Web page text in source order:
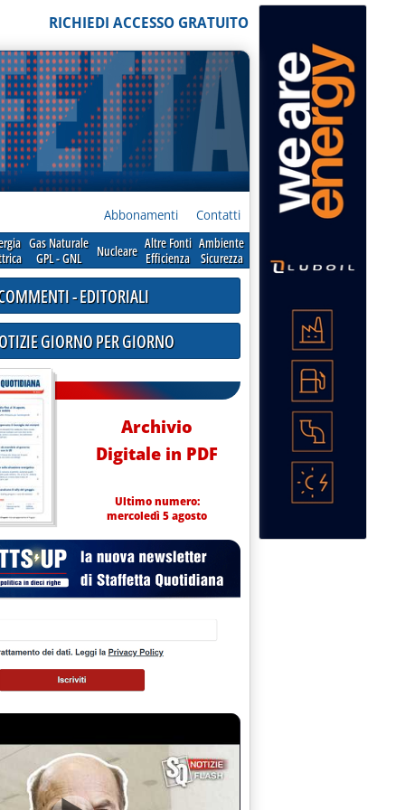
RICHIEDI ACCESSO GRATUITO
Abbonamenti Contatti
Gas Naturale
GPL - GNL
Nucleare Altre Fonti
Efficienza
Ambiente
Sicurezza
- EDITORIALI
GIORNO PER GIORNO
Archivio
Digitale in PDF
Ultimo numero:
mercoledì 5 agosto